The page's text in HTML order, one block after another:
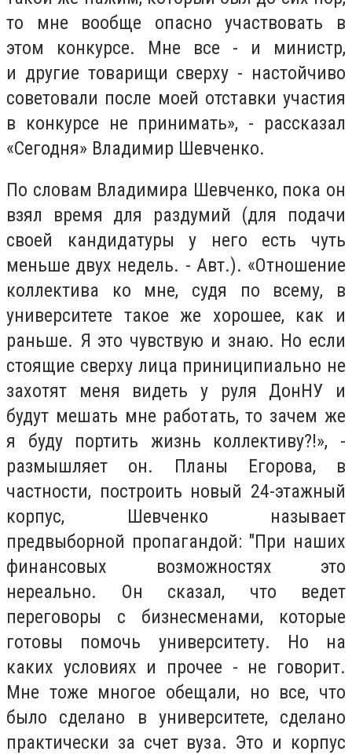
то мне вообще опасно участвовать в
этом конкурсе. Мне все - и министр,
и другие товарищи сверху - настойчиво
советовали после моей отставки участия
в конкурсе не принимать», - рассказал
«Сегодня» Владимир Шевченко.
По словам Владимира Шевченко, пока он
взял время для раздумий (для подачи
своей кандидатуры у него есть чуть
меньше двух недель. - Авт.). «Отношение
коллектива ко мне, судя по всему, в
университете такое же хорошее, как и
раньше. Я это чувствую и знаю. Но если
стоящие сверху лица приниципиально не
захотят меня видеть у руля ДонНУ и
будут мешать мне работать, то зачем же
я буду портить жизнь коллективу?!», -
размышляет он. Планы Егорова, в
частности, построить новый 24-этажный
корпус, Шевченко называет
предвыборной пропагандой: "При наших
финансовых возможностях это
нереально. Он сказал, что ведет
переговоры с бизнесменами, которые
готовы помочь университету. Но на
каких условиях и прочее - не говорит.
Мне тоже многое обещали, но все, что
было сделано в университете, сделано
практически за счет вуза. Это и корпус